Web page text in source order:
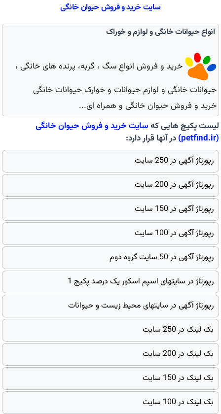
سایت خرید و فروش حیوان خانگی
انواع حیوانات خانگی و لوازم و خوراک
خرید و فروش انواع سگ ، گربه، پرنده های خانگی ،
حیوانات خانگی و لوازم حیوانات و خوارک حیوانات خانگی
خرید و فروش حیوان خانگی و همراه ای...
لیست پکیچ هایی کهسایتخرید و فروش حیوان خانگی
(petfind.ir)
در آنها قرار دارد:
رپورتاژ آگهی در 250 سایت
رپورتاژ آگهی در 200 سایت
رپورتاژ آگهی در 150 سایت
رپورتاژ آگهی در 100 سایت
رپورتاژ آگهی در 50 سایت گروه دوم
رپورتاژ در سایتهای اسپم اسکور یک درصد پکیج 1
رپورتاژ آگهی در سایتهای محیط زیست و حیوانات
بک لینک در 250 سایت
بک لینک در 200 سایت
بک لینک در 150 سایت
بک لینک در 100 سایت